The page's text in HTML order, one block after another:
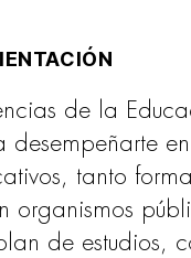
de la
tanto
organismos
de estudios,